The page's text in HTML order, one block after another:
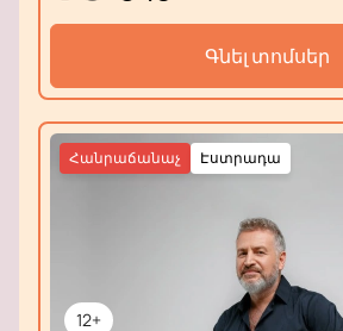
Գնել տոմսեր
12+
Էստրադա
Հանրաճանաչ